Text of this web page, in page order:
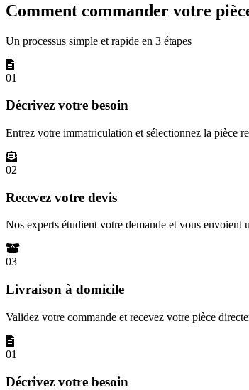
Comment commander votre
Un processus simple et rapide en 3 étapes
01
Décrivez votre besoin
Entrez votre immatriculation et sélectionnez la pièce
02
Recevez votre devis
Nos experts étudient votre demande et vous
03
Livraison à domicile
Validez votre commande et recevez votre pièce
01
Décrivez votre besoin